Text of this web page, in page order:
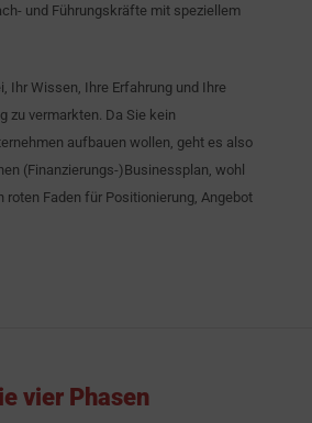
und Führungskräfte mit speziellem
Ihr Wissen, Ihre Erfahrung und Ihre
zu vermarkten. Da Sie kein
aufbauen wollen, geht es also
(Finanzierungs-)Businessplan, wohl
roten Faden für Positionierung, Angebot
vier Phasen